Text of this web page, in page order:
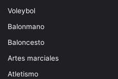
Voleybol
Balonmano
Baloncesto
Artes marciales
Atletismo